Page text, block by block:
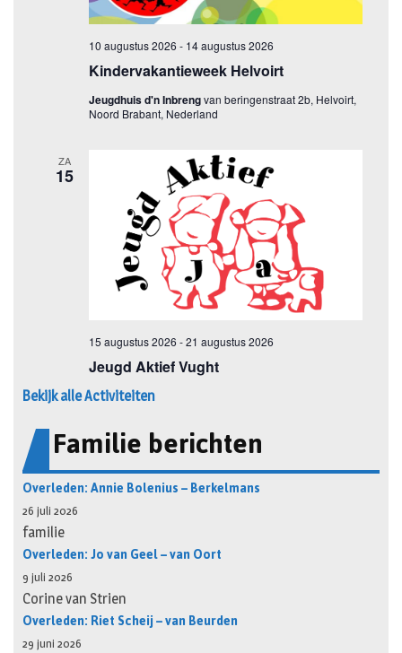
Bekijk alle Activiteiten
Familie berichten
Overleden: Annie Bolenius – Berkelmans
26 juli 2026
familie
Overleden: Jo van Geel – van Oort
9 juli 2026
Corine van Strien
Overleden: Riet Scheij – van Beurden
29 juni 2026